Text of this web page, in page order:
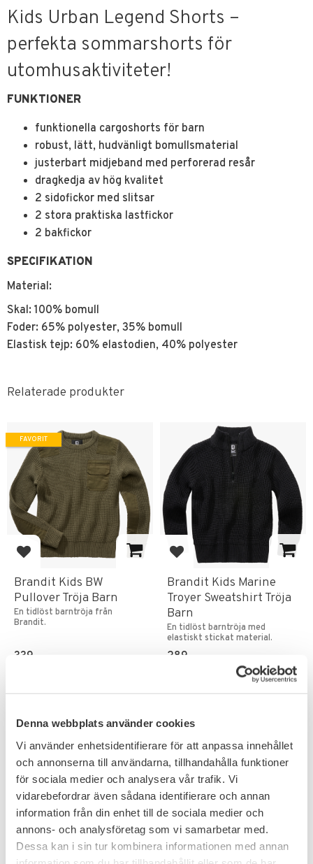
Denna webbplats använder cookies
Vi använder enhetsidentifierare för att anpassa innehållet
och annonserna till användarna, tillhandahålla funktioner
för sociala medier och analysera vår trafik. Vi
vidarebefordrar även sådana identifierare och annan
information från din enhet till de sociala medier och
annons- och analysföretag som vi samarbetar med.
Dessa kan i sin tur kombinera informationen med annan
Kids Urban Legend Shorts –
perfekta sommarshorts för
utomhusaktiviteter!
FUNKTIONER
funktionella cargoshorts för barn
robust, lätt, hudvänligt bomullsmaterial
justerbart midjeband med perforerad resår
dragkedja av hög kvalitet
2 sidofickor med slitsar
2 stora praktiska lastfickor
2 bakfickor
SPECIFIKATION
Material:
Skal: 100% bomull
Foder: 65% polyester, 35% bomull
Elastisk tejp: 60% elastodien, 40% polyester
Relaterade produkter
Lägg till i favoriter
Brandit Kids BW
Pullover Tröja Barn
En tidlöst barntröja från
Brandit.
339
FAVORIT
Lägg till i favoriter
Brandit Kids Marine
Troyer Sweatshirt Tröja
Barn
En tidlöst barntröja med
elastiskt stickat material.
289
15%